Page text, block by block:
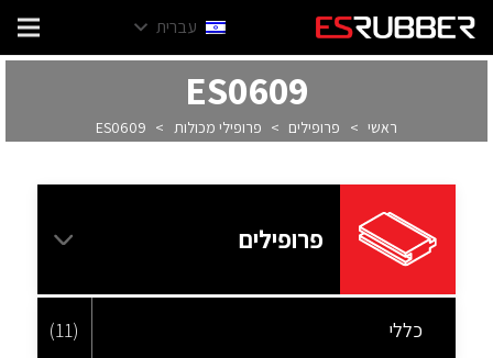
עברית
ES0609
ראשי > פרופילים > פרופילי מכולות >
ES0609
פרופילים
כללי (11)